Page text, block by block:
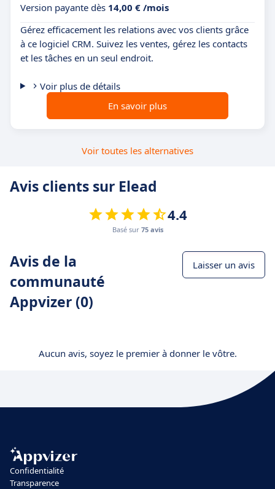
Version payante dès 14,00 € /mois
Gérez efficacement les relations avec vos clients grâce
à ce logiciel CRM. Suivez les ventes, gérez les contacts
et les tâches en un seul endroit.
Voir plus de détails
En savoir plus
Voir toutes les alternatives
Avis clients sur Elead
4.4
Basé sur 75 avis
Avis de la
communauté
Appvizer (0)
Laisser un avis
Aucun avis, soyez le premier à donner le vôtre.
Confidentialité
Transparence